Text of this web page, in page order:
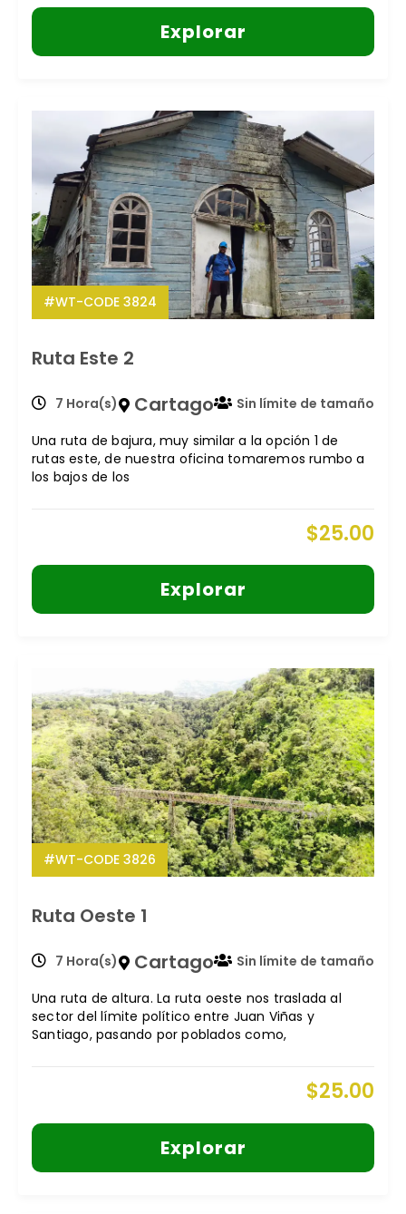
Explorar
#WT-CODE 3824
Ruta Este 2
7 Hora(s) Cartago Sin límite de tamaño
Una ruta de bajura, muy similar a la opción 1 de
rutas este, de nuestra oficina tomaremos rumbo a
los bajos de los
$25.00
Explorar
#WT-CODE 3826
Ruta Oeste 1
7 Hora(s) Cartago Sin límite de tamaño
Una ruta de altura. La ruta oeste nos traslada al
sector del límite político entre Juan Viñas y
Santiago, pasando por poblados como,
$25.00
Explorar